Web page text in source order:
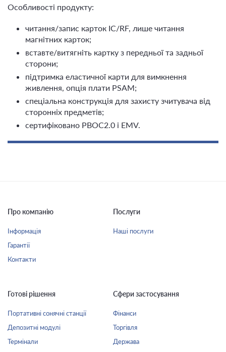
Особливості продукту:
читання/запис карток IC/RF, лише читання
магнітних карток;
вставте/витягніть картку з передньої та задньої
сторони;
підтримка еластичної карти для вимкнення
живлення, опція плати PSAM;
спеціальна конструкція для захисту зчитувача від
сторонніх предметів;
сертифіковано PBOC2.0 і EMV.
Про компанію
Інформація
Гарантії
Контакти
Послуги
Наші послуги
Готові рішення
Портативні сонячні станції
Депозитні модулі
Термінали
Сфери застосування
Фінанси
Торгівля
Держава